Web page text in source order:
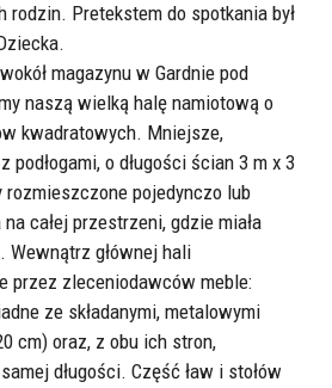
rodzin. Pretekstem do spotkania był
magazynu w Gardnie pod
naszą wielką halę namiotową o
kwadratowych. Mniejsze,
podłogami, o długości ścian 3 m x 3
rozmieszczone pojedynczo lub
całej przestrzeni, gdzie miała
Wewnątrz głównej hali
przez zleceniodawców meble:
ze składanymi, metalowymi
cm) oraz, z obu ich stron,
długości. Część ław i stołów